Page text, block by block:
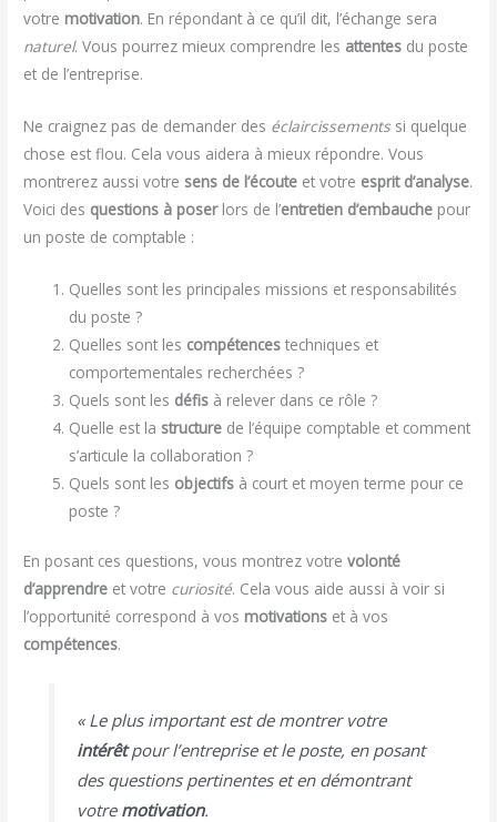
votre motivation. En répondant à ce qu’il dit, l’échange sera
naturel. Vous pourrez mieux comprendre les attentes du poste
et de l’entreprise.
Ne craignez pas de demander des éclaircissementssi quelque
chose est flou. Cela vous aidera à mieux répondre. Vous
montrerez aussi votre sens de l’écoute et votre esprit d’analyse.
Voici des questions à poserlors de l’entretien d’embauche pour
un poste de comptable :
Quelles sont les principales missions et responsabilités
du poste ?
Quelles sont les compétences techniques et
comportementales recherchées ?
Quels sont les défis à relever dans ce rôle ?
Quelle est la structure de l’équipe comptable et comment
s’articule la collaboration ?
Quels sont les objectifs à court et moyen terme pour ce
poste ?
En posant ces questions, vous montrez votrevolonté
d’apprendre et votre curiosité. Cela vous aide aussi à voir si
l’opportunité correspond à vos motivations et à vos
compétences.
« Le plus important est de montrer votre
intérêtpour l’entreprise et le poste, en posant
des questions pertinentes et en démontrant
votre motivation.